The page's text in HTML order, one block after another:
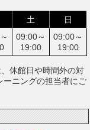
土
日
09:00～
19:00
09:00～
19:00
休館日や時間外の対
ーニングの担当者にご